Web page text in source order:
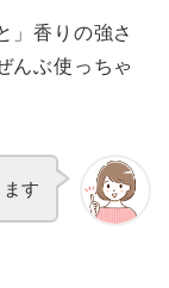
」香りの強さ
んぶ使っちゃ
す